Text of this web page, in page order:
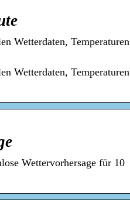
Wetterdaten, Temperaturen
Wetterdaten, Temperaturen
Wettervorhersage für 10